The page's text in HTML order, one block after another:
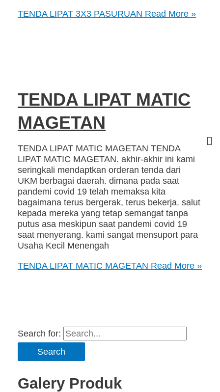
TENDA LIPAT 3X3 PASURUAN Read More »
TENDA LIPAT MATIC
MAGETAN
TENDA LIPAT MATIC MAGETAN TENDA
LIPAT MATIC MAGETAN. akhir-akhir ini kami
seringkali mendaptkan orderan tenda dari
UKM berbagai daerah. dimana pada saat
pandemi covid 19 telah memaksa kita
bagaimana terus bergerak, terus bekerja. salut
kepada mereka yang tetap semangat tanpa
putus asa meskipun saat pandemi covid 19
saat menyerang. kami sangat mensuport para
Usaha Kecil Menengah
TENDA LIPAT MATIC MAGETAN Read More »
Search for:
Galery Produk